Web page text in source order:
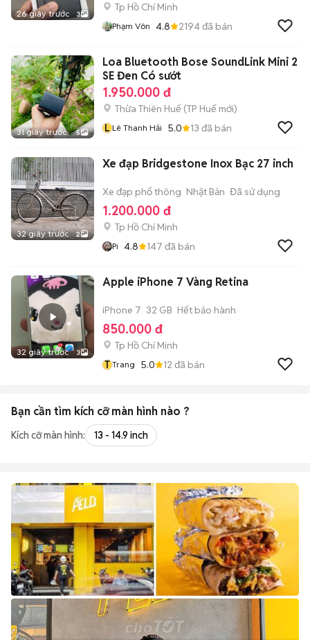
26 giây trước 3
Tp Hồ Chí Minh
Phạm Vôn 4.8 2194đã bán
31 giây trước 5
Loa Bluetooth Bose SoundLink Mini 2
SE Đen Có sướt
1.950.000 đ
Thừa Thiên Huế (TP Huế mới)
L Lê Thanh Hải 5.0 13 đã bán
32 giây trước 2
Xe đạp Bridgestone Inox Bạc 27 inch
Xe đạp phổ thông Nhật Bản Đã sử dụng
1.200.000 đ
Tp Hồ Chí Minh
Pi 4.8 147 đã bán
32 giây trước 3
Apple iPhone 7 Vàng Retina
iPhone 7 32 GB Hết bảo hành
850.000 đ
Tp Hồ Chí Minh
T Trang 5.0 12 đã bán
Bạn cần tìm kích cỡ màn hình nào ?
Kích cỡ màn hình: 13 - 14.9 inch